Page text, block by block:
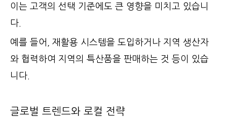
이는 고객의 선택 기준에도 큰 영향을 미치고 있습니
다.
예를 들어, 재활용 시스템을 도입하거나 지역 생산자
와 협력하여 지역의 특산품을 판매하는 것 등이 있습
니다.
글로벌 트렌드와 로컬 전략